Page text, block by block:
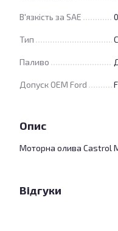
В'язкість за SAE
Тип
Паливо
Допуск OEM Ford
Опис
Моторна олива Castrol
Відгуки